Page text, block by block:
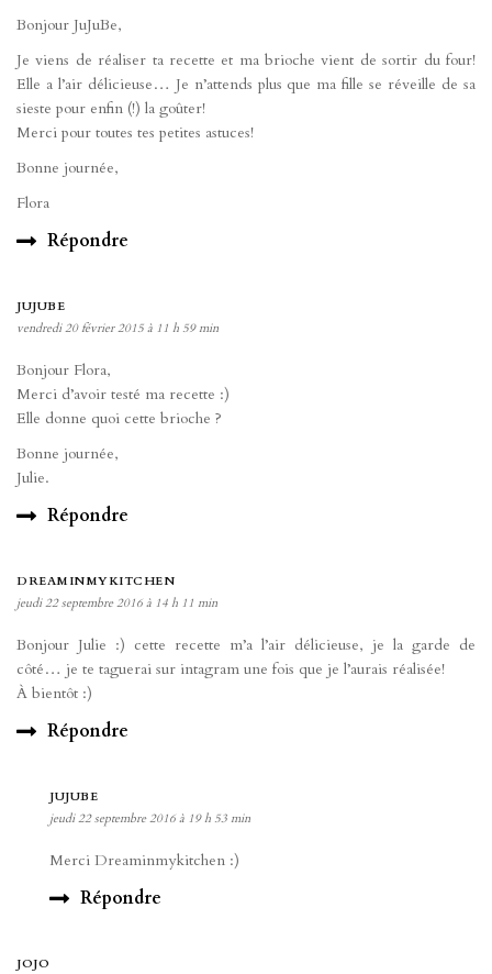
Bonjour JuJuBe,
Je viens de réaliser ta recette et ma brioche vient de sortir du four!
Elle a l’air délicieuse… Je n’attends plus que ma fille se réveille de sa
sieste pour enfin (!) la goûter!
Merci pour toutes tes petites astuces!
Bonne journée,
Flora
Répondre
JUJUBE
vendredi 20 février 2015 à 11 h 59 min
Bonjour Flora,
Merci d’avoir testé ma recette :)
Elle donne quoi cette brioche ?
Bonne journée,
Julie.
Répondre
DREAMINMYKITCHEN
jeudi 22 septembre 2016 à 14 h 11 min
Bonjour Julie :) cette recette m’a l’air délicieuse, je la garde de
côté… je te taguerai sur intagram une fois que je l’aurais réalisée!
À bientôt :)
Répondre
JUJUBE
jeudi 22 septembre 2016 à 19 h 53 min
Merci Dreaminmykitchen :)
Répondre
JOJO